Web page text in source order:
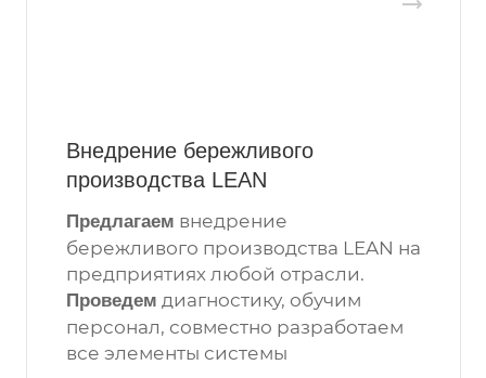
Внедрение бережливого
производства LEAN
Предлагаем внедрение
бережливого производства LEAN на
предприятиях любой отрасли.
Проведем диагностику, обучим
персонал, совместно разработаем
все элементы системы